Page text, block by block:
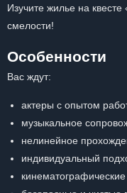
Изучите жилье на
смелости!
Особенности
Вас ждут:
актеры с опытом
музыкальное
нелинейное
индивидуальный